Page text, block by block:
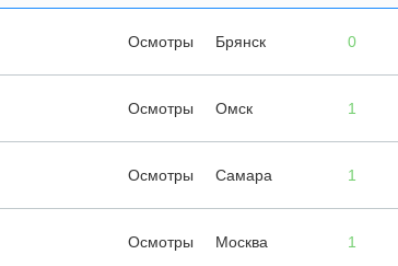
Осмотры Брянск 0
Осмотры Омск 1
Осмотры Самара 1
Осмотры Москва 1